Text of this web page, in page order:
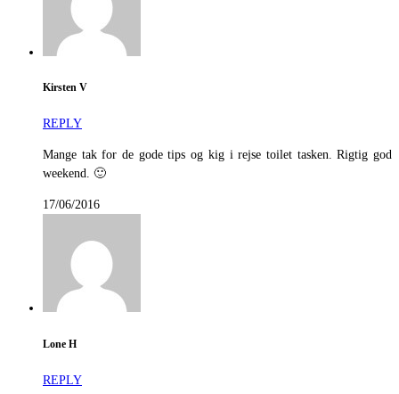
Kirsten V
REPLY
Mange tak for de gode tips og kig i rejse toilet tasken. Rigtig god
weekend. 🙂
17/06/2016
Lone H
REPLY